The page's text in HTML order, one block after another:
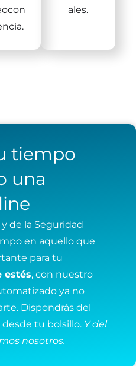
ales.
tiempo
una
de la Seguridad
en aquello que
para tu
estés, con nuestro
ya no
Dispondrás del
tu bolsillo. Y del
nosotros.